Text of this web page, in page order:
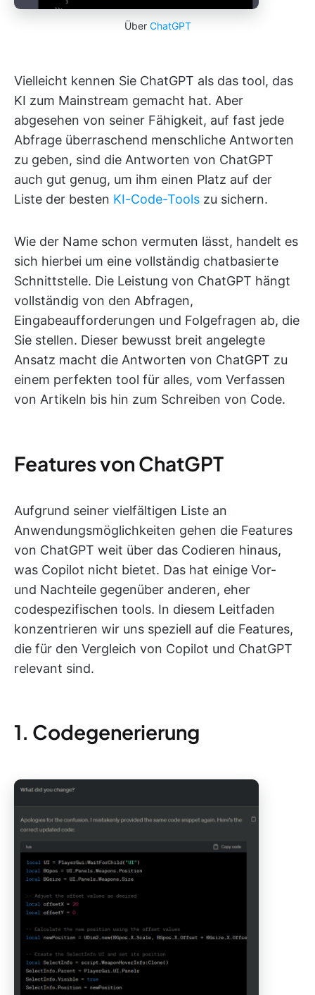
Über ChatGPT
Vielleicht kennen Sie ChatGPT als das tool, das
KI zum Mainstream gemacht hat. Aber
abgesehen von seiner Fähigkeit, auf fast jede
Abfrage überraschend menschliche Antworten
zu geben, sind die Antworten von ChatGPT
auch gut genug, um ihm einen Platz auf der
Liste der besten KI-Code-Tools zu sichern.
Wie der Name schon vermuten lässt, handelt es
sich hierbei um eine vollständig chatbasierte
Schnittstelle. Die Leistung von ChatGPT hängt
vollständig von den Abfragen,
Eingabeaufforderungen und Folgefragen ab, die
Sie stellen. Dieser bewusst breit angelegte
Ansatz macht die Antworten von ChatGPT zu
einem perfekten tool für alles, vom Verfassen
von Artikeln bis hin zum Schreiben von Code.
Features von ChatGPT
Aufgrund seiner vielfältigen Liste an
Anwendungsmöglichkeiten gehen die Features
von ChatGPT weit über das Codieren hinaus,
was Copilot nicht bietet. Das hat einige Vor-
und Nachteile gegenüber anderen, eher
codespezifischen tools. In diesem Leitfaden
konzentrieren wir uns speziell auf die Features,
die für den Vergleich von Copilot und ChatGPT
relevant sind.
1. Codegenerierung